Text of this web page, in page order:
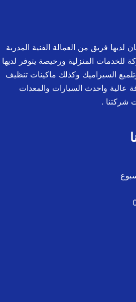
فريق من العمالة الفنية المدربة
للخدمات المنزلية ورخيصة يتوفر لديها
السيراميك وكذلك ماكينات تنظيف
عالية واحدث السيارات والمعدات
شركتنا .